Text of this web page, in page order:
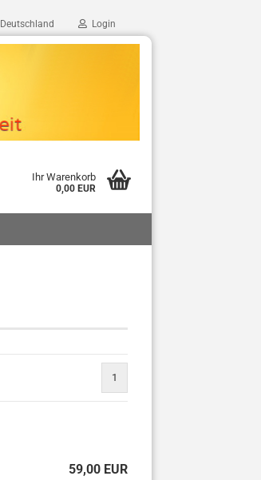
Deutschland Login
Ihr Warenkorb
0,00 EUR
1
59,00 EUR